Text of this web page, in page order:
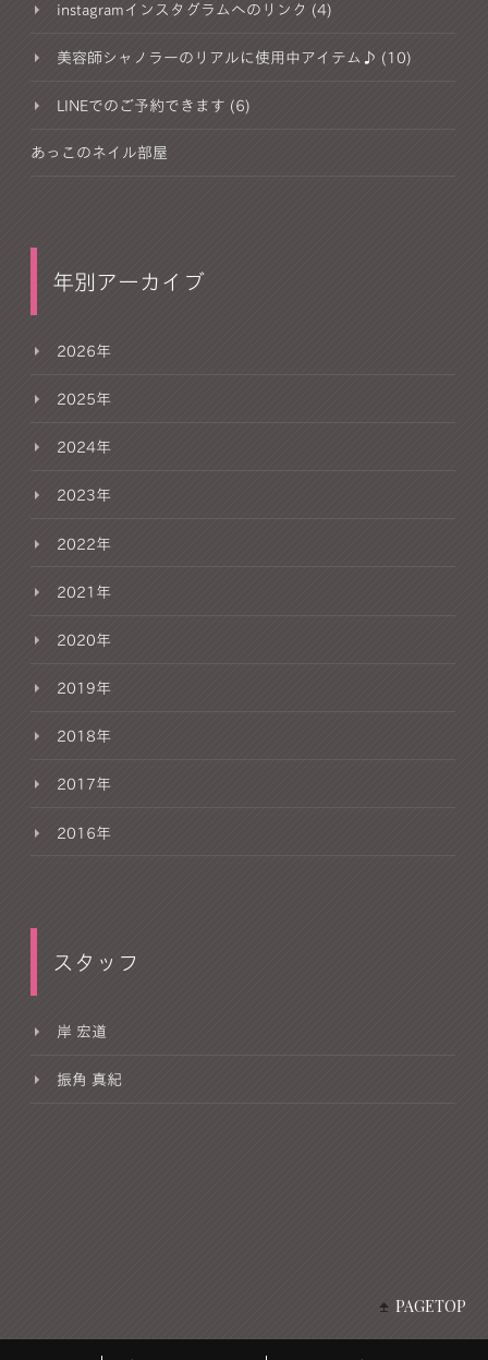
instagramインスタグラムへのリンク (4)
美容師シャノラーのリアルに使用中アイテム♪ (10)
LINEでのご予約できます (6)
あっこのネイル部屋
年別アーカイブ
2026年
2025年
2024年
2023年
2022年
2021年
2020年
2019年
2018年
2017年
2016年
スタッフ
岸 宏道
振角 真紀
PAGETOP